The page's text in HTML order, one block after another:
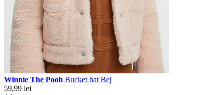
Winnie The Pooh Bucket hat Bej
59,99 lei